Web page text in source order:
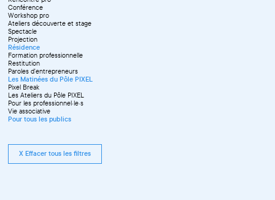
Conférence
Workshop pro
Ateliers découverte et stage
Spectacle
Projection
Résidence
Formation professionnelle
Restitution
Paroles d'entrepreneurs
Les Matinées du Pôle PIXEL
Pixel Break
Les Ateliers du Pôle PIXEL
Pour les professionnel·le·s
Vie associative
Pour tous les publics
X Effacer tous les filtres